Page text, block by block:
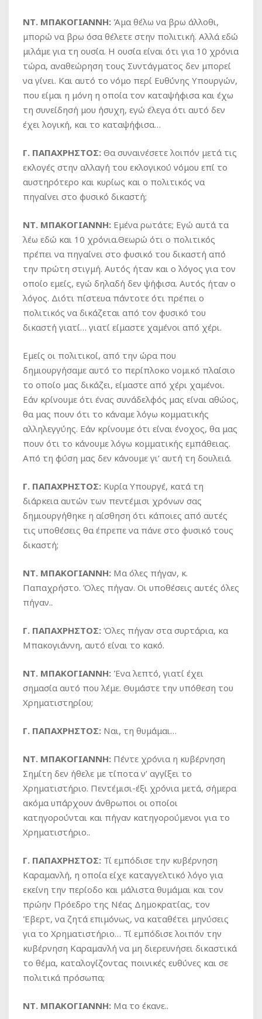
ΝΤ. ΜΠΑΚΟΓΙΑΝΝΗ: Άμα θέλω να βρω άλλοθι,
μπορώ να βρω όσα θέλετε στην πολιτική. Αλλά εδώ
μιλάμε για τη ουσία. Η ουσία είναι ότι για 10 χρόνια
τώρα, αναθεώρηση τους Συντάγματος δεν μπορεί
να γίνει. Και αυτό το νόμο περί Ευθύνης Υπουργών,
που είμαι η μόνη η οποία τον καταψήφισα και έχω
τη συνείδησή μου ήσυχη, εγώ έλεγα ότι αυτό δεν
έχει λογική, και το καταψήφισα…
Γ. ΠΑΠΑΧΡΗΣΤΟΣ: Θα συναινέσετε λοιπόν μετά τις
εκλογές στην αλλαγή του εκλογικού νόμου επί το
αυστηρότερο και κυρίως και ο πολιτικός να
πηγαίνει στο φυσικό δικαστή;
ΝΤ. ΜΠΑΚΟΓΙΑΝΝΗ: Εμένα ρωτάτε; Εγώ αυτά τα
λέω εδώ και 10 χρόνια.Θεωρώ ότι ο πολιτικός
πρέπει να πηγαίνει στο φυσικό του δικαστή από
την πρώτη στιγμή. Αυτός ήταν και ο λόγος για τον
οποίο εμείς, εγώ δηλαδή δεν ψήφισα. Αυτός ήταν ο
λόγος. Διότι πίστευα πάντοτε ότι πρέπει ο
πολιτικός να δικάζεται από τον φυσικό του
δικαστή γιατί… γιατί είμαστε χαμένοι από χέρι.
Εμείς οι πολιτικοί, από την ώρα που
δημιουργήσαμε αυτό το περίπλοκο νομικό πλαίσιο
το οποίο μας δικάζει, είμαστε από χέρι χαμένοι.
Εάν κρίνουμε ότι ένας συνάδελφός μας είναι αθώος,
θα μας πουν ότι το κάναμε λόγω κομματικής
αλληλεγγύης. Εάν κρίνουμε ότι είναι ένοχος, θα μας
πουν ότι το κάνουμε λόγω κομματικής εμπάθειας.
Από τη φύση μας δεν κάνουμε γι‘ αυτή τη δουλειά.
Γ. ΠΑΠΑΧΡΗΣΤΟΣ: Κυρία Υπουργέ, κατά τη
διάρκεια αυτών των πεντέμισι χρόνων σας
δημιουργήθηκε η αίσθηση ότι κάποιες από αυτές
τις υποθέσεις θα έπρεπε να πάνε στο φυσικό τους
δικαστή;
ΝΤ. ΜΠΑΚΟΓΙΑΝΝΗ: Μα όλες πήγαν, κ.
Παπαχρήστο. Όλες πήγαν. Οι υποθέσεις αυτές όλες
πήγαν..
Γ. ΠΑΠΑΧΡΗΣΤΟΣ: Όλες πήγαν στα συρτάρια, κα
Μπακογιάννη, αυτό είναι το κακό.
ΝΤ. ΜΠΑΚΟΓΙΑΝΝΗ: Ένα λεπτό, γιατί έχει
σημασία αυτό που λέμε. Θυμάστε την υπόθεση του
Χρηματιστηρίου;
Γ. ΠΑΠΑΧΡΗΣΤΟΣ: Ναι, τη θυμάμαι…
ΝΤ. ΜΠΑΚΟΓΙΑΝΝΗ: Πέντε χρόνια η κυβέρνηση
Σημίτη δεν ήθελε με τίποτα ν’ αγγίξει το
Χρηματιστήριο. Πεντέμισι-έξι χρόνια μετά, σήμερα
ακόμα υπάρχουν άνθρωποι οι οποίοι
κατηγορούνται και πήγαν κατηγορούμενοι για το
Χρηματιστήριο..
Γ. ΠΑΠΑΧΡΗΣΤΟΣ: Τί εμπόδισε την κυβέρνηση
Καραμανλή, η οποία είχε καταγγελτικό λόγο για
εκείνη την περίοδο και μάλιστα θυμάμαι και τον
πρώην Πρόεδρο της Νέας Δημοκρατίας, τον
Έβερτ, να ζητά επιμόνως, να καταθέτει μηνύσεις
για το Χρηματιστήριο… Τί εμπόδισε λοιπόν την
κυβέρνηση Καραμανλή να μη διερευνήσει δικαστικά
το θέμα, καταλογίζοντας ποινικές ευθύνες και σε
πολιτικά πρόσωπα;
ΝΤ. ΜΠΑΚΟΓΙΑΝΝΗ: Μα το έκανε..